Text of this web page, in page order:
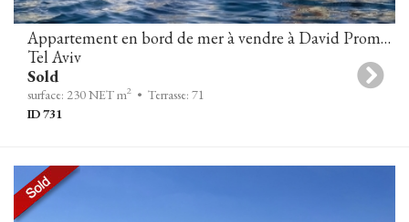
Appartement en bord de mer à vendre à David Promenade towers, Tel-Aviv
Tel Aviv
Sold
surface: 230 NET m2 • Terrasse: 71
ID 731